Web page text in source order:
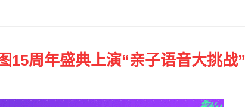
15周年盛典上演“亲子语音大挑战”